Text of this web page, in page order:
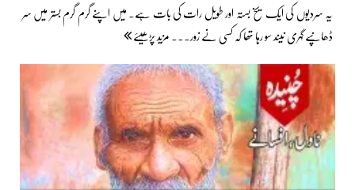
یہ سردیوں کی ایک یخ بستہ اور طویل رات کی بات ہے۔ میں اپنے گرم گرم بستر میں سر
ڈھانپے گہری نیند سو رہا تھا کہ کسی نے زور... مزید پڑھیئے